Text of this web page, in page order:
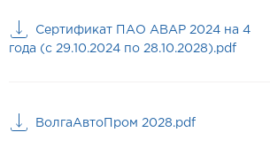
Сертификат ПАО АВАР 2024 на 4
года (с 29.10.2024 по 28.10.2028).pdf
ВолгаАвтоПром 2028.pdf